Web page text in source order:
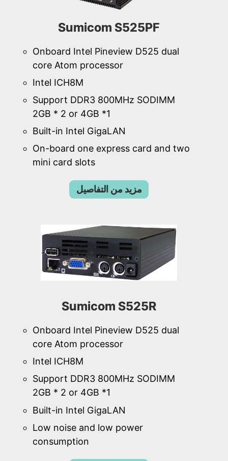
Sumicom S525PF
Onboard Intel Pineview D525 dual
core Atom processor
Intel ICH8M
Support DDR3 800MHz SODIMM
2GB * 2 or 4GB *1
Built-in Intel GigaLAN
On-board one express card and two
mini card slots
مزيد من التفاصيل
Sumicom S525R
Onboard Intel Pineview D525 dual
core Atom processor
Intel ICH8M
Support DDR3 800MHz SODIMM
2GB * 2 or 4GB *1
Built-in Intel GigaLAN
Low noise and low power
consumption